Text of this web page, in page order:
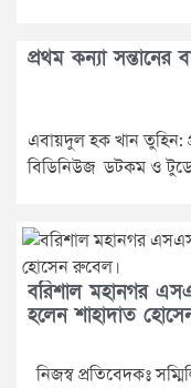
প্রথম কন্যা সন্তানের
এবায়দুল হক খান তুহিন:
বিডিনিউজ ডটকম ও
বরিশাল মহানগর
হলেন শাহাদাত
নিজস্ব প্রতিবেদকঃ